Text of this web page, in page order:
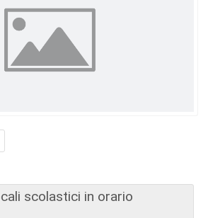
scolastici in orario